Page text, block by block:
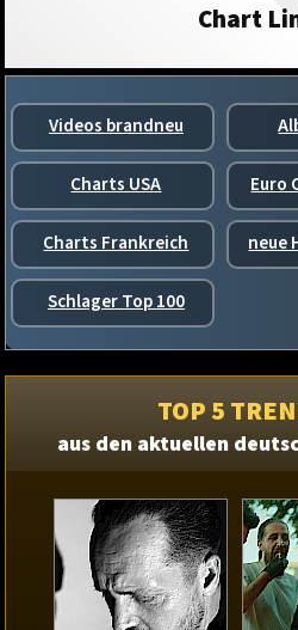
Chart
Videos brandneu
Charts USA Euro
Charts Frankreich neue
Schlager Top 100
TOP 5
aus den aktuellen